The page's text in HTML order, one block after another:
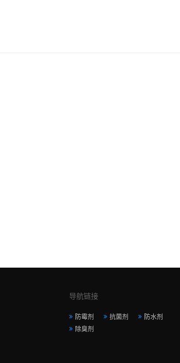
导航链接
防霉剂 抗菌剂
防水剂
除臭剂